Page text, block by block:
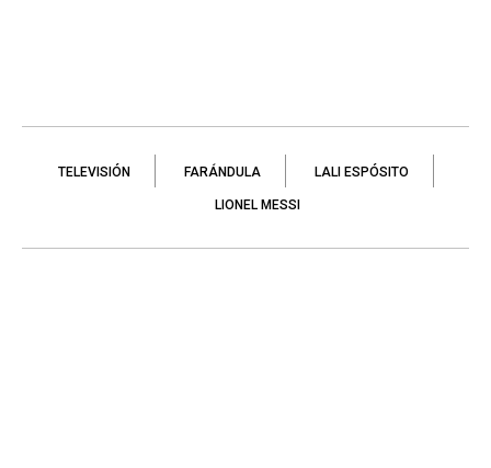
TELEVISIÓN FARÁNDULA LALI ESPÓSITO
LIONEL MESSI